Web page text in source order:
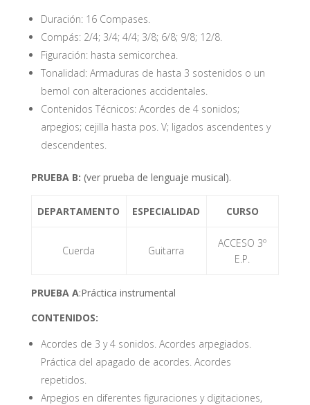
Duración: 16 Compases.
Compás: 2/4; 3/4; 4/4; 3/8; 6/8; 9/8; 12/8.
Figuración: hasta semicorchea.
Tonalidad: Armaduras de hasta 3 sostenidos o un
bemol con alteraciones accidentales.
Contenidos Técnicos: Acordes de 4 sonidos;
arpegios; cejilla hasta pos. V; ligados ascendentes y
descendentes.
PRUEBA B: (ver prueba de lenguaje musical).
DEPARTAMENTO ESPECIALIDAD CURSO
Cuerda Guitarra
ACCESO 3º
E.P.
PRUEBA A:Práctica instrumental
CONTENIDOS:
Acordes de 3 y 4 sonidos. Acordes arpegiados.
Práctica del apagado de acordes. Acordes
repetidos.
Arpegios en diferentes figuraciones y digitaciones,